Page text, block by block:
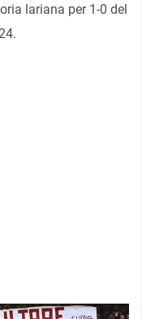
lariana per 1-0 del